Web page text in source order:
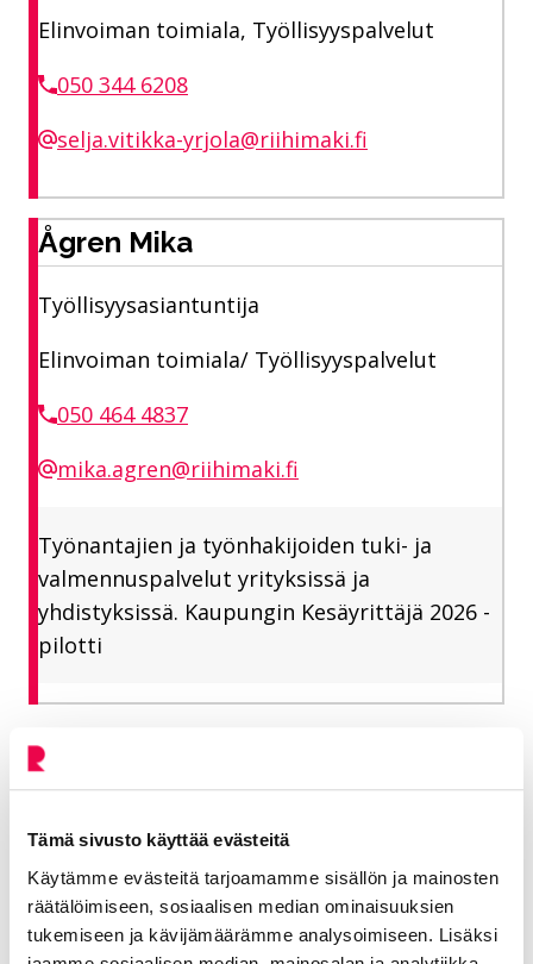
Tämä sivusto käyttää evästeitä
Käytämme evästeitä tarjoamamme sisällön ja mainosten
räätälöimiseen, sosiaalisen median ominaisuuksien
tukemiseen ja kävijämäärämme analysoimiseen. Lisäksi
Elinvoiman toimiala, Työllisyyspalvelut
050 344 6208
selja.vitikka-yrjola@riihimaki.fi
Ågren Mika
Työllisyysasiantuntija
Elinvoiman toimiala/ Työllisyyspalvelut
050 464 4837
mika.agren@riihimaki.fi
Työnantajien ja työnhakijoiden tuki- ja
valmennuspalvelut yrityksissä ja
yhdistyksissä. Kaupungin Kesäyrittäjä 2026 -
pilotti
Jaa:
Kategorioiden arkisto:Tiedotteet
Aihealueet: Työskentele ja yritä
Avainsanat:Kesätyöt, Työllisyyspalvelut